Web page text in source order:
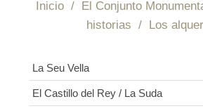
Sede
Inicio / El Conjunto
historias / Los
La Seu Vella
El Castillo del Rey / La Suda